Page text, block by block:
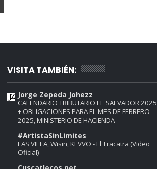
VISITA TAMBIÉN:
Jorge Zepeda Johezz
CALENDARIO TRIBUTARIO EL SALVADOR 2025
+ OBLIGACIONES PARA EL MES DE FEBRERO
2025, MINISTERIO DE HACIENDA
#ArtistaSinLimites
LAS VILLA, Wisin, KEVVO - El Tracatra (Video
Oficial)